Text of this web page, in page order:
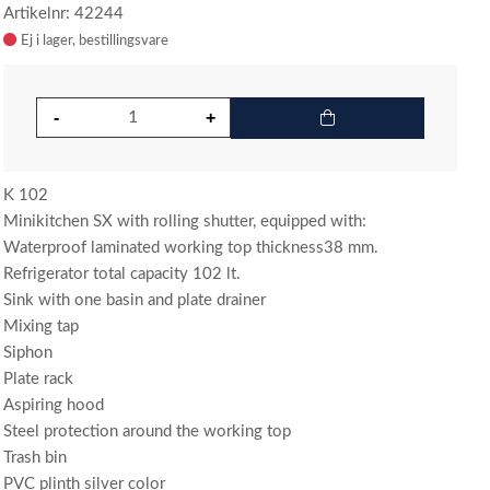
Artikelnr: 42244
Ej i lager
K 102
Minikitchen SX with rolling shutter, equipped with:
Waterproof laminated working top thickness38 mm.
Refrigerator total capacity 102 lt.
Sink with one basin and plate drainer
Mixing tap
Siphon
Plate rack
Aspiring hood
Steel protection around the working top
Trash bin
PVC plinth silver color